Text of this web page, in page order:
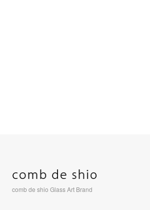
comb de shio Glass Art Brand